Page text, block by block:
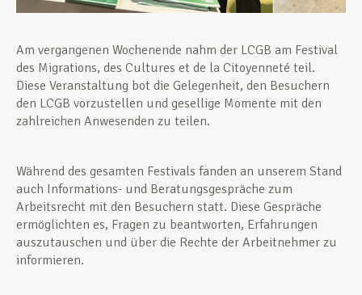
Am vergangenen Wochenende nahm der LCGB am Festival
des Migrations, des Cultures et de la Citoyenneté teil.
Diese Veranstaltung bot die Gelegenheit, den Besuchern
den LCGB vorzustellen und gesellige Momente mit den
zahlreichen Anwesenden zu teilen.
Während des gesamten Festivals fanden an unserem Stand
auch Informations- und Beratungsgespräche zum
Arbeitsrecht mit den Besuchern statt. Diese Gespräche
ermöglichten es, Fragen zu beantworten, Erfahrungen
auszutauschen und über die Rechte der Arbeitnehmer zu
informieren.